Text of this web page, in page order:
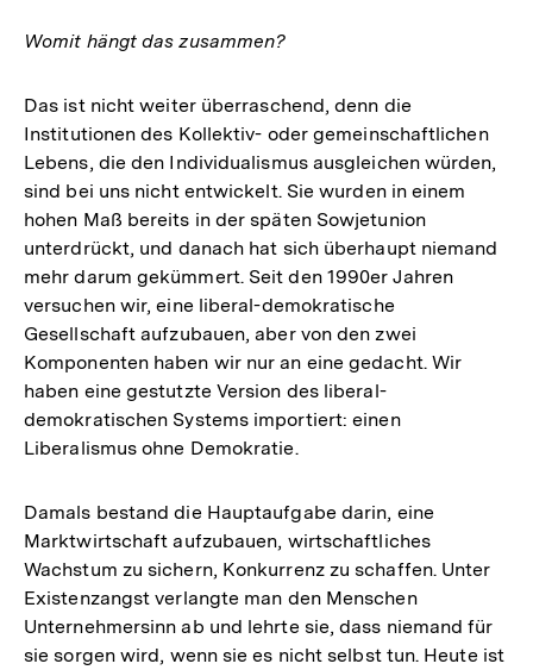
Womit hängt das zusammen?
Das ist nicht weiter überraschend, denn die
Institutionen des Kollektiv- oder gemeinschaftlichen
Lebens, die den Individualismus ausgleichen würden,
sind bei uns nicht entwickelt. Sie wurden in einem
hohen Maß bereits in der späten Sowjetunion
unterdrückt, und danach hat sich überhaupt niemand
mehr darum gekümmert. Seit den 1990er Jahren
versuchen wir, eine liberal-demokratische
Gesellschaft aufzubauen, aber von den zwei
Komponenten haben wir nur an eine gedacht. Wir
haben eine gestutzte Version des liberal-
demokratischen Systems importiert: einen
Liberalismus ohne Demokratie.
Damals bestand die Hauptaufgabe darin, eine
Marktwirtschaft aufzubauen, wirtschaftliches
Wachstum zu sichern, Konkurrenz zu schaffen. Unter
Existenzangst verlangte man den Menschen
Unternehmersinn ab und lehrte sie, dass niemand für
sie sorgen wird, wenn sie es nicht selbst tun. Heute ist